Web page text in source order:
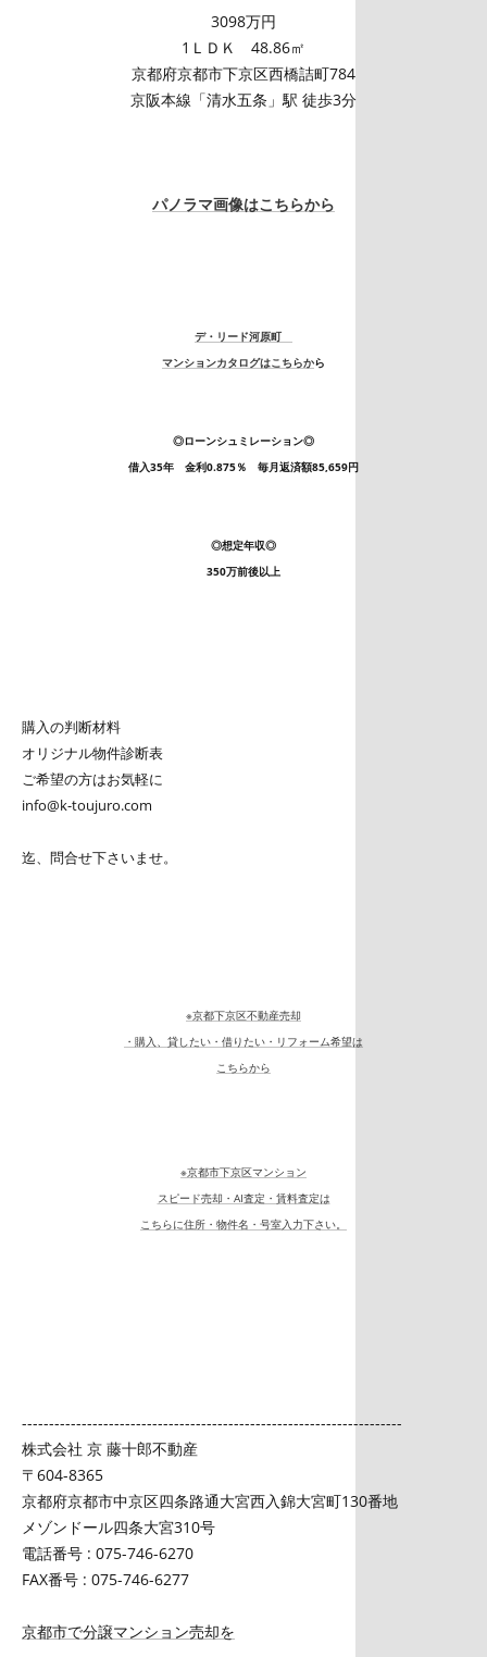
3098万円
1ＬＤＫ 48.86㎡
京都府京都市下京区西橋詰町784
京阪本線「清水五条」駅 徒歩3分
パノラマ画像はこちらから
デ・リード河原町
マンションカタログはこちらから
◎ローンシュミレーション◎
借入35年 金利0.875％ 毎月返済額85,659円
◎想定年収◎
350万前後以上
購入の判断材料
オリジナル物件診断表
ご希望の方はお気軽に
info@k-toujuro.com
迄、問合せ下さいませ。
※京都下京区不動産売却
・購入、貸したい・借りたい・リフォーム希望は
こちらから
※京都市下京区マンション
スピード売却・AI査定・賃料査定は
こちらに住所・物件名・号室入力下さい。
----------------------------------------------------------------------
株式会社 京 藤十郎不動産
〒604-8365
京都府京都市中京区四条路通大宮西入錦大宮町130番地
メゾンドール四条大宮310号
電話番号 : 075-746-6270
FAX番号 : 075-746-6277
京都市で分譲マンション売却を